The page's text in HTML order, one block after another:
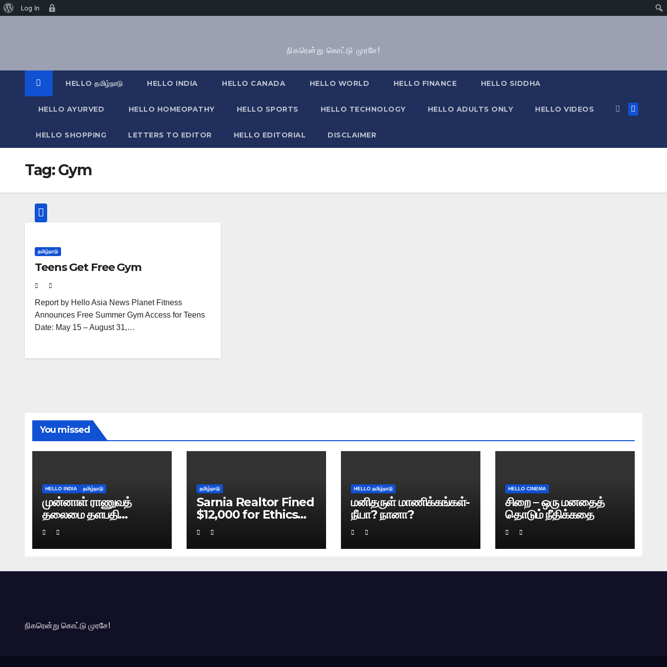
வேர்ட்பிரஸ்
Log In
நிகரென்று கொட்டு முரசே!
HELLO தமிழ்நாடு HELLO INDIA HELLO CANADA HELLO WORLD HELLO FINANCE HELLO SIDDHA
HELLO AYURVED HELLO HOMEOPATHY HELLO SPORTS HELLO TECHNOLOGY HELLO ADULTS ONLY HELLO VIDEOS
HELLO SHOPPING LETTERS TO EDITOR HELLO EDITORIAL DISCLAIMER
Tag:Gym
தமிழ்நாடு
Teens Get Free Gym
Report by Hello Asia News Planet Fitness
Announces Free Summer Gym Access for Teens
Date: May 15 – August 31,…
You missed
HELLO INDIA தமிழ்நாடு
முன்னாள் ராணுவத்
தலைமை தளபதி
நரவணேயின் புத்தகம்
கசிவு: டெல்லி போலிஸ்
வழக்குப் பதிவு!
தமிழ்நாடு
Sarnia Realtor Fined
$12,000 for Ethics
Breach
HELLO தமிழ்நாடு
மனிதருள் மாணிக்கங்கள்-
நீயா? நானா?
HELLO CINEMA
சிறை – ஒரு மனதைத்
தொடும் நீதிக்கதை
நிகரென்று கொட்டு முரசே!